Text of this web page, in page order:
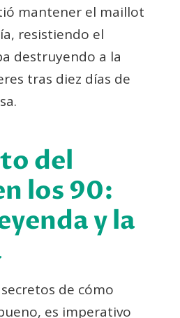
mantener el maillot
resistiendo el
destruyendo a la
tras diez días de
del
los 90:
y la
de cómo
es imperativo